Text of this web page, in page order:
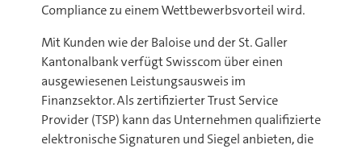
Compliance zu einem Wettbewerbsvorteil wird.
Mit Kunden wie der Baloise und der St. Galler
Kantonalbank verfügt Swisscom über einen
ausgewiesenen Leistungsausweis im
Finanzsektor. Als zertifizierter Trust Service
Provider (TSP) kann das Unternehmen qualifizierte
elektronische Signaturen und Siegel anbieten, die